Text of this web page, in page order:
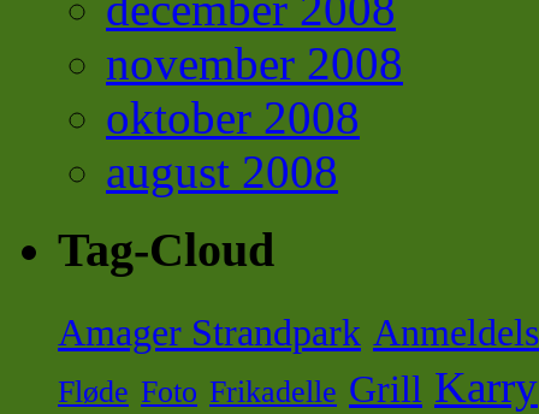
november 2008
oktober 2008
august 2008
Tag-Cloud
Amager Strandpark
Fløde Foto Frikadelle Grill Karry